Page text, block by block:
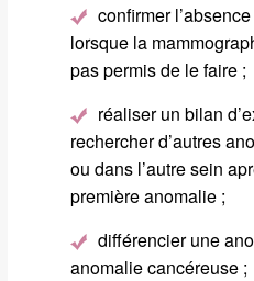
confirmer
lorsque la
pas permis de le faire ;
réaliser un bilan
rechercher d’autres
ou dans l’autre sein
première anomalie ;
différencier une
anomalie cancéreuse ;